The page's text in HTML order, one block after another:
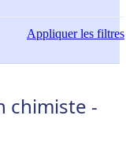
Appliquerles filtres
chimiste -